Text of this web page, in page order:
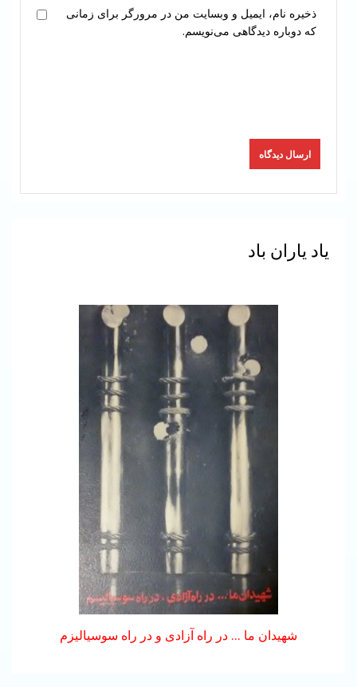
ذخیره نام، ایمیل و وبسایت من در مرورگر برای زمانی
که دوباره دیدگاهی می‌نویسم.
یاد یاران باد
شهیدان ما ... در راه آزادی و در راه سوسیالیزم